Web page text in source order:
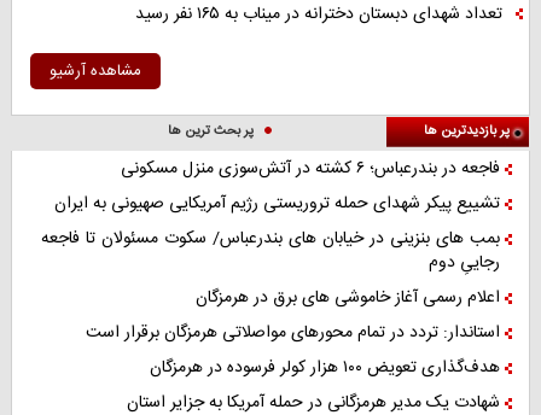
تعداد شهدای دبستان دخترانه در میناب به ۱۶۵ نفر رسید
مشاهده آرشیو
پر بازدیدترین ها پر بحث ترین ها
فاجعه در بندرعباس؛ ۶ کشته در آتش‌سوزی منزل مسکونی
تشییع پیکر شهدای حمله تروریستی رژیم آمریکایی صهیونی به ایران
بمب های بنزینی در خیابان های بندرعباس/ سکوت مسئولان تا فاجعه
رجاییِ دوم
اعلام رسمی آغاز خاموشی های برق در هرمزگان
استاندار: تردد در تمام محورهای مواصلاتی هرمزگان برقرار است
هدف‌گذاری تعویض ۱۰۰ هزار کولر فرسوده در هرمزگان
شهادت یک مدیر هرمزگانی در حمله آمریکا به جزایر استان